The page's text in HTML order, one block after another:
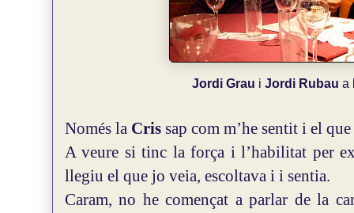
Jordi Grau iJordi Rubau a
Només la Cris sap com m’he sentit i el
A veure si tinc la força i l’habilitat per
llegiu el que jo veia, escoltava i i sentia.
Caram, no he començat a parlar de la